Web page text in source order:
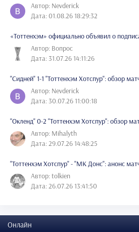
Автор: Nevderick
Дата: 01.08.26 18:29:32
«Тоттенхэм» официально объявил о
Автор: Вопрос
Дата: 31.07.26 14:11:26
"Сидней" 1-1 "Тоттенхэм Хотспур": обзор
Автор: Nevderick
Дата: 30.07.26 11:00:18
"Окленд" 0-2 "Тоттенхэм Хотспур": обзор
Автор: Mihalyth
Дата: 29.07.26 14:48:25
"Тоттенхэм Хотспур" - "МК Донс": анонс
Автор: tolkien
Дата: 26.07.26 13:41:50
Онлайн